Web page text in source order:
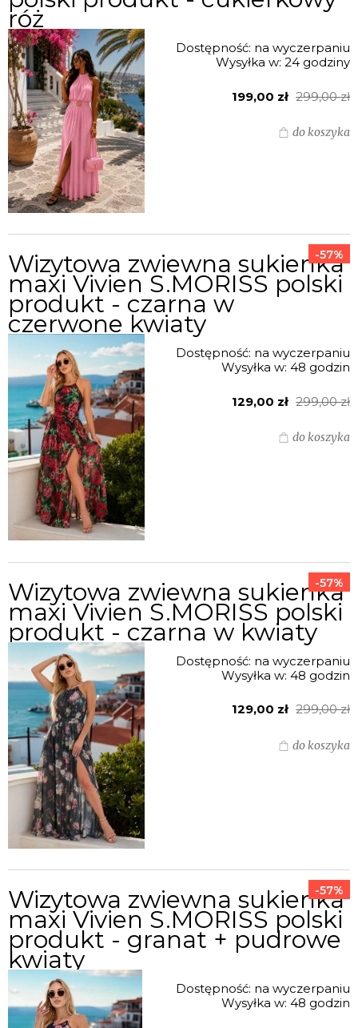
róż
Dostępność: na wyczerpaniu
Wysyłka w: 24 godziny
199,00 zł 299,00 zł
do koszyka
Wizytowa zwiewna sukienka
maxi Vivien S.MORISS polski
produkt - czarna w
czerwone kwiaty
Dostępność: na wyczerpaniu
Wysyłka w: 48 godzin
129,00 zł 299,00 zł
do koszyka
-57%
Wizytowa zwiewna sukienka
maxi Vivien S.MORISS polski
produkt - czarna w kwiaty
Dostępność: na wyczerpaniu
Wysyłka w: 48 godzin
129,00 zł 299,00 zł
do koszyka
-57%
Wizytowa zwiewna sukienka
maxi Vivien S.MORISS polski
produkt - granat + pudrowe
kwiaty
Dostępność: na wyczerpaniu
Wysyłka w: 48 godzin
-57%